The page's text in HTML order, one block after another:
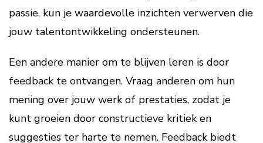
passie, kun je waardevolle inzichten verwerven die
jouw talentontwikkeling ondersteunen.
Een andere manier om te blijven leren is door
feedback te ontvangen. Vraag anderen om hun
mening over jouw werk of prestaties, zodat je
kunt groeien door constructieve kritiek en
suggesties ter harte te nemen. Feedback biedt